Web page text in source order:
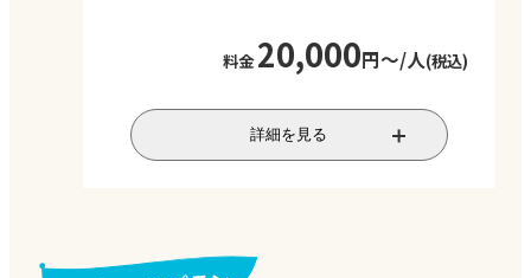
料金20,000円～/人(税込)
寿司職人からお寿司の握り方を学べるコ
ースです。ご自身で握るお寿司の味は格
しゃれな空間で贅沢な時間を過ごすこと
詳細を見る